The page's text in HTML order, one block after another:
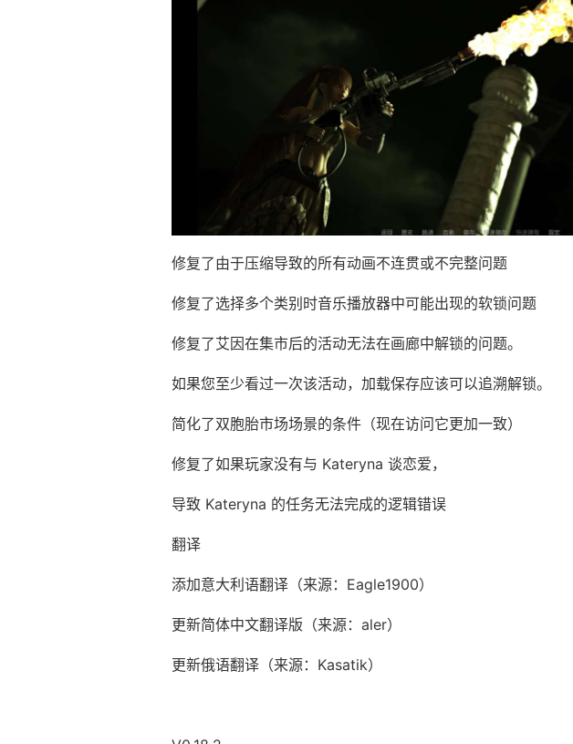
修复了由于压缩导致的所有动画不连贯或不完整问题
修复了选择多个类别时音乐播放器中可能出现的软锁问题
修复了艾因在集市后的活动无法在画廊中解锁的问题。
如果您至少看过一次该活动，加载保存应该可以追溯解锁。
简化了双胞胎市场场景的条件（现在访问它更加一致）
修复了如果玩家没有与 Kateryna 谈恋爱，
导致 Kateryna 的任务无法完成的逻辑错误
翻译
添加意大利语翻译（来源：Eagle1900）
更新简体中文翻译版（来源：aler）
更新俄语翻译（来源：Kasatik）